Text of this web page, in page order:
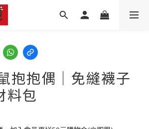
抱抱偶│免縫襪子
料包